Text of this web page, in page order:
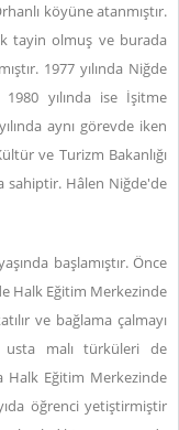
köyüne atanmıştır.
tayin olmuş ve burada
1977 yılında Niğde
yılında ise İşitme
aynı görevde iken
ve Turizm Bakanlığı
sahiptir. Hâlen Niğde'de
başlamıştır. Önce
Halk Eğitim Merkezinde
ve bağlama çalmayı
usta malı türküleri de
Halk Eğitim Merkezinde
öğrenci yetiştirmiştir